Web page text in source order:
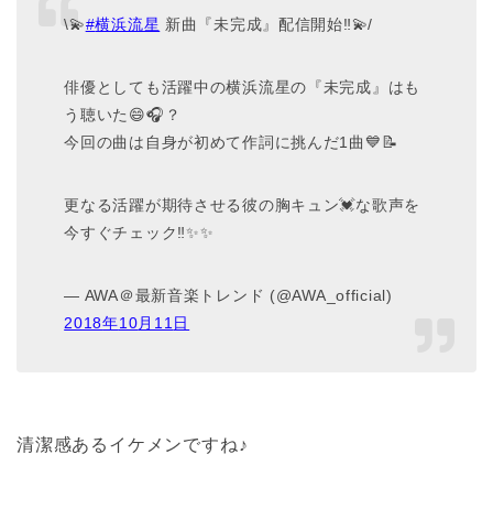
\💫#横浜流星 新曲『未完成』配信開始‼💫/
俳優としても活躍中の横浜流星の『未完成』はも
う聴いた😄🎧？
今回の曲は自身が初めて作詞に挑んだ1曲💙📝
更なる活躍が期待させる彼の胸キュン💓な歌声を
今すぐチェック‼✨✨
— AWA＠最新音楽トレンド (@AWA_official)
2018年10月 11 日
清潔感あるイケメンですね♪